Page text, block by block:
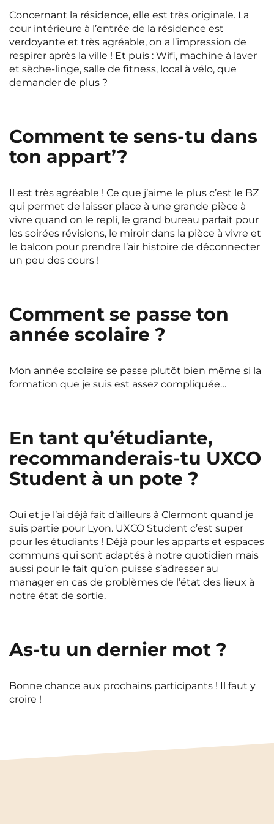
Concernant la résidence, elle est très originale. La
cour intérieure à l’entrée de la résidence est
verdoyante et très agréable, on a l’impression de
respirer après la ville ! Et puis : Wifi, machine à laver
et sèche-linge, salle de fitness, local à vélo, que
demander de plus ?
Comment te sens-tu dans
ton appart’?
Il est très agréable ! Ce que j’aime le plus c’est le BZ
qui permet de laisser place à une grande pièce à
vivre quand on le repli, le grand bureau parfait pour
les soirées révisions, le miroir dans la pièce à vivre et
le balcon pour prendre l’air histoire de déconnecter
un peu des cours !
Comment se passe ton
année scolaire ?
Mon année scolaire se passe plutôt bien même si la
formation que je suis est assez compliquée…
En tant qu’étudiante,
recommanderais-tu UXCO
Student à un pote ?
Oui et je l’ai déjà fait d’ailleurs à Clermont quand je
suis partie pour Lyon. UXCO Student c’est super
pour les étudiants ! Déjà pour les apparts et espaces
communs qui sont adaptés à notre quotidien mais
aussi pour le fait qu’on puisse s’adresser au
manager en cas de problèmes de l’état des lieux à
notre état de sortie.
As-tu un dernier mot ?
Bonne chance aux prochains participants ! Il faut y
croire !